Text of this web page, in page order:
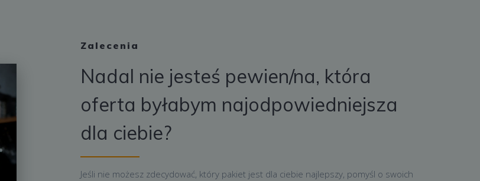
Zalecenia
Nadal nie jesteś pewien/na, która
oferta byłabym najodpowiedniejsza
dla ciebie?
Jeśli nie możesz zdecydować, który pakiet jest dla ciebie najlepszy, pomyśl o swoich